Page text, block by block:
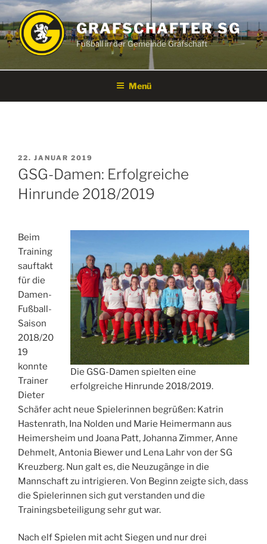
Zum
Inhalt
springen
GRAFSCHAFTER SG
Fußball in der Gemeinde Grafschaft
Menü
VERÖFFENTLICHT
AM
22. JANUAR 2019
GSG-Damen: Erfolgreiche
Hinrunde 2018/2019
Die GSG-Damen spielten eine
erfolgreiche Hinrunde 2018/2019.
Beim
Training
sauftakt
für die
Damen-
Fußball-
Saison
2018/20
19
konnte
Trainer
Dieter
Schäfer acht neue Spielerinnen begrüßen: Katrin
Hastenrath, Ina Nolden und Marie Heimermann aus
Heimersheim und Joana Patt, Johanna Zimmer, Anne
Dehmelt, Antonia Biewer und Lena Lahr von der SG
Kreuzberg. Nun galt es, die Neuzugänge in die
Mannschaft zu intrigieren. Von Beginn zeigte sich, dass
die Spielerinnen sich gut verstanden und die
Trainingsbeteiligung sehr gut war.
Nach elf Spielen mit acht Siegen und nur drei